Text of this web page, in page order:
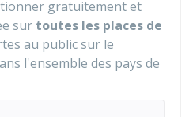
gratuitement et
sur toutes les places de
au public sur le
l'ensemble des pays de